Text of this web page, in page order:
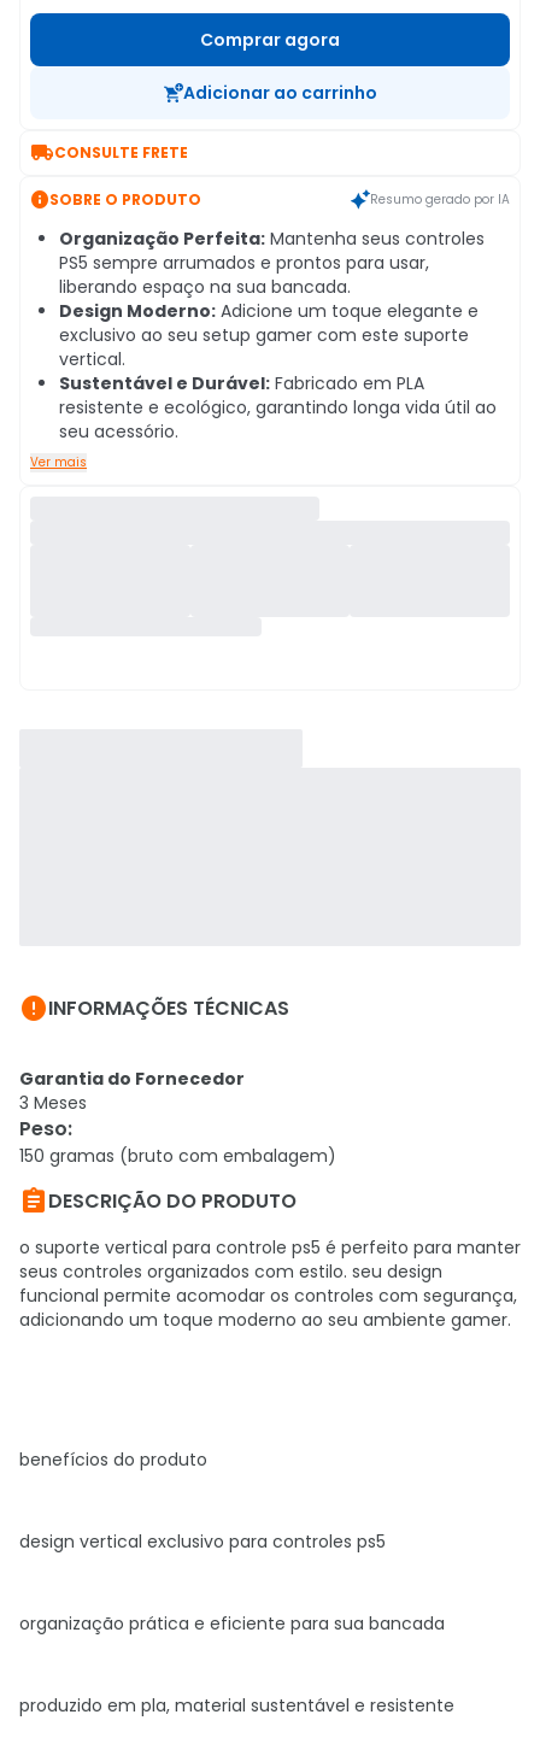
Comprar agora
Adicionar ao carrinho
CONSULTE FRETE
SOBRE O PRODUTO Resumo gerado por IA
Organização Perfeita: Mantenha seus controles
PS5 sempre arrumados e prontos para usar,
liberando espaço na sua bancada.
Design Moderno: Adicione um toque elegante e
exclusivo ao seu setup gamer com este suporte
vertical.
Sustentável e Durável: Fabricado em PLA
resistente e ecológico, garantindo longa vida útil ao
seu acessório.
Ver mais
INFORMAÇÕES TÉCNICAS
Garantia do Fornecedor
3 Meses
Peso:
150 gramas (bruto com embalagem)
DESCRIÇÃO DO PRODUTO
o suporte vertical para controle ps5 é perfeito para manter
seus controles organizados com estilo. seu design
funcional permite acomodar os controles com segurança,
adicionando um toque moderno ao seu ambiente gamer.
benefícios do produto
design vertical exclusivo para controles ps5
organização prática e eficiente para sua bancada
produzido em pla, material sustentável e resistente